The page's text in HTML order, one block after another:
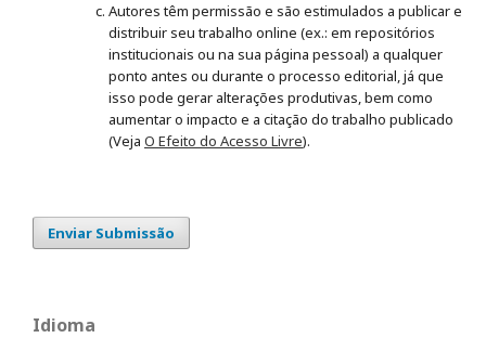
Autores têm permissão e são estimulados a publicar e
distribuir seu trabalho online (ex.: em repositórios
institucionais ou na sua página pessoal) a qualquer
ponto antes ou durante o processo editorial, já que
isso pode gerar alterações produtivas, bem como
aumentar o impacto e a citação do trabalho publicado
(Veja O Efeito do Acesso Livre).
Enviar Submissão
Idioma